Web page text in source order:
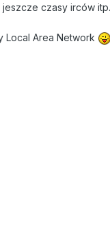
czasy irców
Local Area Network